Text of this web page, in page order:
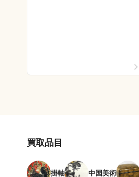
買取品目
掛軸 中国美術